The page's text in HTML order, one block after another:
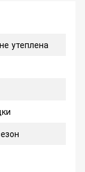
утеплена